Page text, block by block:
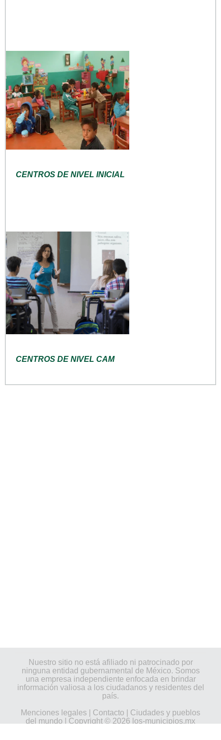
CENTROS DE NIVEL INICIAL
CENTROS DE NIVEL CAM
Nuestro sitio no está afiliado ni patrocinado por
ninguna entidad gubernamental de México. Somos
una empresa independiente enfocada en brindar
información valiosa a los ciudadanos y residentes del
país.
Menciones legales
Contacto
Ciudades y pueblos
del mundo | Copyright © 2026 los-municipios.mx